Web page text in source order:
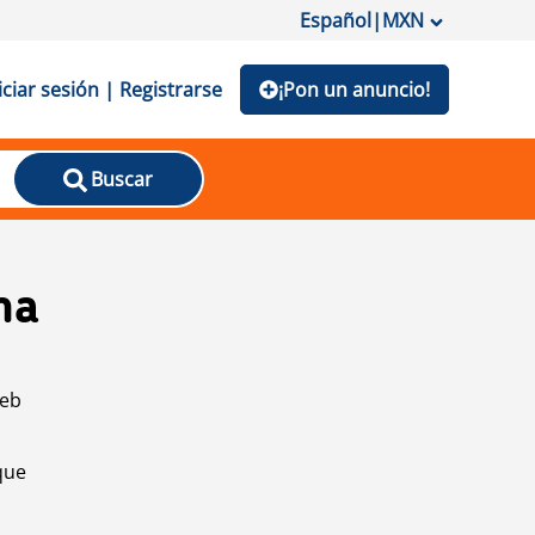
Español|MXN
sesión | Registrarse ¡Pon un anuncio!
Buscar